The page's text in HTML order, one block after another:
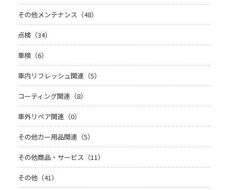
その他メンテナンス（48）
点検（34）
車検（6）
車内リフレッシュ関連（5）
コーティング関連（8）
車外リペア関連（0）
その他カー用品関連（5）
その他商品・サービス（11）
その他（41）